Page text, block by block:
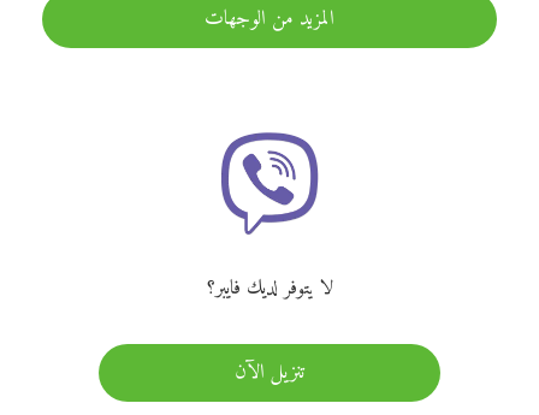
المزيد من الوجهات
لا يتوفر لديك فايبر؟
تنزيل الآن